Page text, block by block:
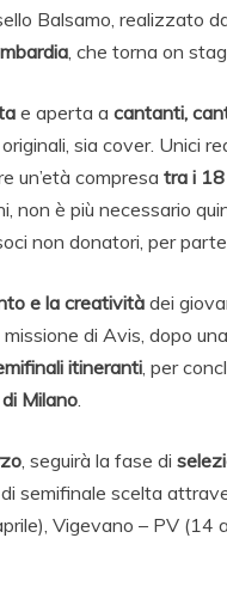
Balsamo, realizzato
, che torna on
e aperta a cantanti,
sia cover. Unici
un’età compresa tra i
non è più necessario
non donatori, per
e la creativitàdei
missione di Avis, dopo
itineranti, per
Milano.
, seguirà la fase di
semifinale scelta
Vigevano – PV (14